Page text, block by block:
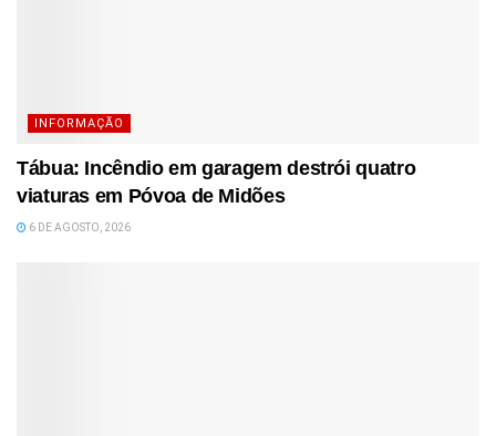
INFORMAÇÃO
Tábua: Incêndio em garagem destrói quatro
viaturas em Póvoa de Midões
6 DE AGOSTO, 2026